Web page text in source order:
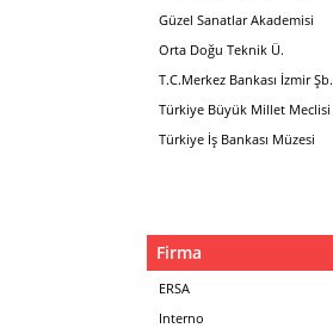
Güzel Sanatlar Akademisi
Orta Doğu Teknik Ü.
T.C.Merkez Bankası İzmir Şb.
Türkiye Büyük Millet Meclisi
Türkiye İş Bankası Müzesi
Firma
ERSA
Interno